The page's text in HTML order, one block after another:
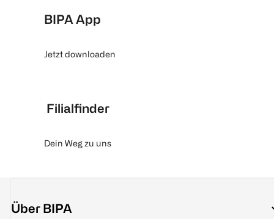
BIPA App
Jetzt downloaden
Filialfinder
Dein Weg zu uns
Über BIPA